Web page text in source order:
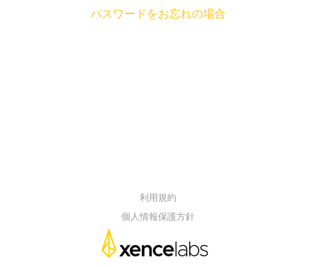
パスワードをお忘れの場合
利用規約
個人情報保護方針